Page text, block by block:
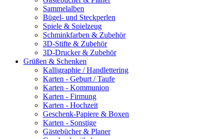
Sammelalben
Bügel- und Steckperlen
Spiele & Spielzeug
Schminkfarben & Zubehör
3D-Stifte & Zubehör
3D-Drucker & Zubehör
Grüßen & Schenken
Kalligraphie / Handlettering
Karten - Geburt / Taufe
Karten - Kommunion
Karten - Firmung
Karten - Hochzeit
Geschenk-Papiere & Boxen
Karten - Sonstige
Gästebücher & Planer